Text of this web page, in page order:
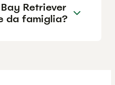
Retriever
da famiglia?